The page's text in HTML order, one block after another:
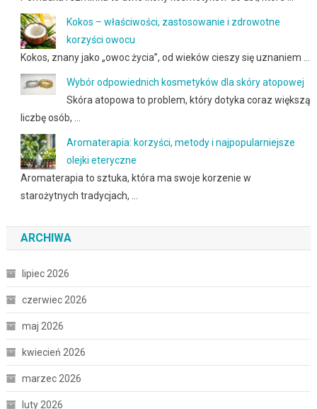
Kokos – właściwości, zastosowanie i zdrowotne
korzyści owocu
Kokos, znany jako „owoc życia”, od wieków cieszy się uznaniem …
Wybór odpowiednich kosmetyków dla skóry atopowej
Skóra atopowa to problem, który dotyka coraz większą
liczbę osób, …
Aromaterapia: korzyści, metody i najpopularniejsze
olejki eteryczne
Aromaterapia to sztuka, która ma swoje korzenie w
starożytnych tradycjach, …
ARCHIWA
lipiec 2026
czerwiec 2026
maj 2026
kwiecień 2026
marzec 2026
luty 2026